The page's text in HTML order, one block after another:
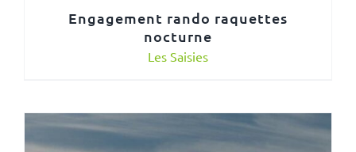
Engagement rando raquettes
nocturne
Les Saisies